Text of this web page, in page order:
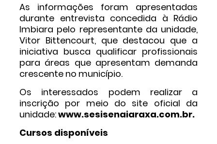
As informações foram apresentadas
durante entrevista concedida à Rádio
Imbiara pelo representante da unidade,
Vitor Bittencourt, que destacou que a
iniciativa busca qualificar profissionais
para áreas que apresentam demanda
crescente no município.
Os interessados podem realizar a
inscrição por meio do site oficial da
unidade:www.sesisenaiaraxa.com.br.
Cursos disponíveis